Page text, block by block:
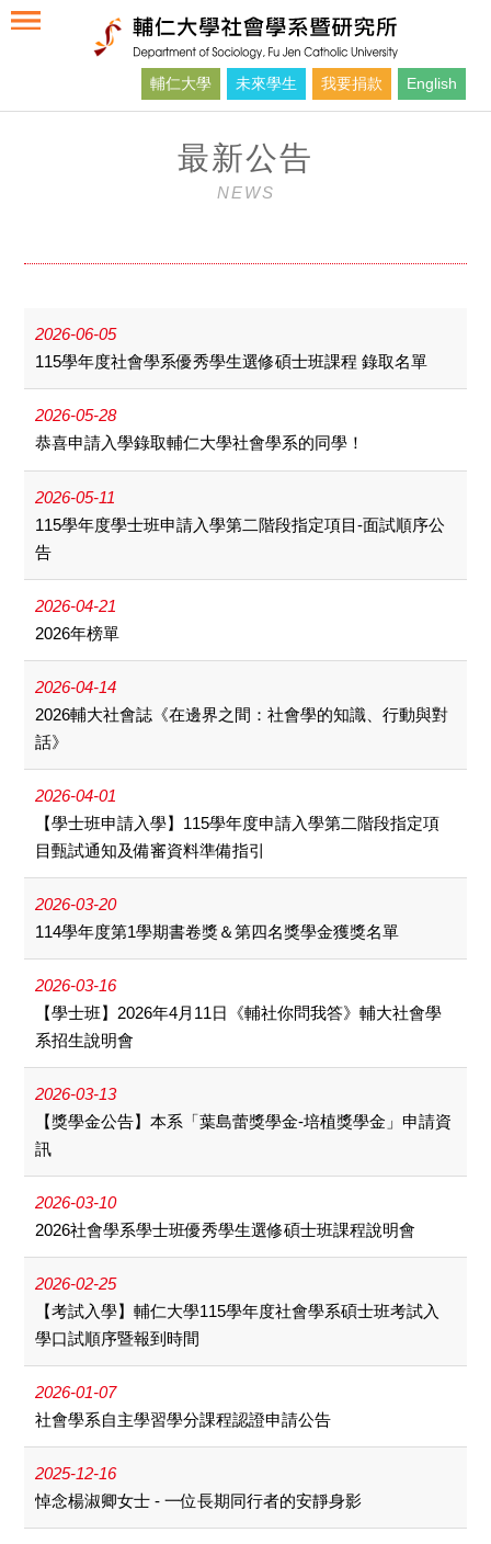
輔仁大學 未來學生 我要捐款 English
最新公告
NEWS
2026-06-05
115學年度社會學系優秀學生選修碩士班課程 錄取名單
2026-05-28
恭喜申請入學錄取輔仁大學社會學系的同學！
2026-05-11
115學年度學士班申請入學第二階段指定項目-面試順序公
告
2026-04-21
2026年榜單
2026-04-14
2026輔大社會誌《在邊界之間：社會學的知識、行動與對
話》
2026-04-01
【學士班申請入學】115學年度申請入學第二階段指定項
目甄試通知及備審資料準備指引
2026-03-20
114學年度第1學期書卷獎＆第四名獎學金獲獎名單
2026-03-16
【學士班】2026年4月11日《輔社你問我答》輔大社會學
系招生說明會
2026-03-13
【獎學金公告】本系「葉島蕾獎學金-培植獎學金」申請資
訊
2026-03-10
2026社會學系學士班優秀學生選修碩士班課程說明會
2026-02-25
【考試入學】輔仁大學115學年度社會學系碩士班考試入
學口試順序暨報到時間
2026-01-07
社會學系自主學習學分課程認證申請公告
2025-12-16
悼念楊淑卿女士 - 一位長期同行者的安靜身影